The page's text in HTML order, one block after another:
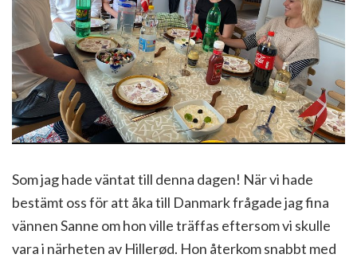
Som jag hade väntat till denna dagen! När vi hade
bestämt oss för att åka till Danmark frågade jag fina
vännen Sanne om hon ville träffas eftersom vi skulle
vara i närheten av Hillerød. Hon återkom snabbt med